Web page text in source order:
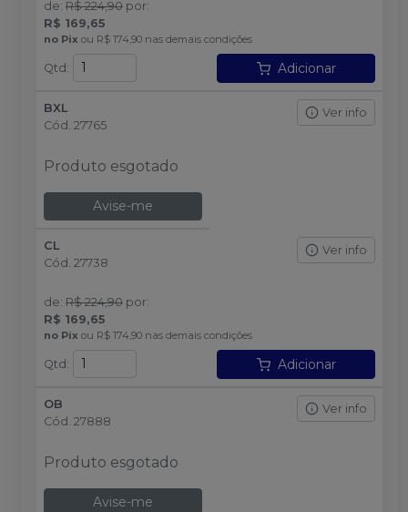
de: R$ 224,90 por:
R$ 169,65
no Pix ou R$ 174,90 nas demais condições
Qtd : Adicionar
BXL
Cód. 27765
Ver info
Produto esgotado
Avise-me
CL
Cód. 27738
Ver info
de: R$ 224,90 por:
R$ 169,65
no Pix ou R$ 174,90 nas demais condições
Qtd : Adicionar
OB
Cód. 27888
Ver info
Produto esgotado
Avise-me